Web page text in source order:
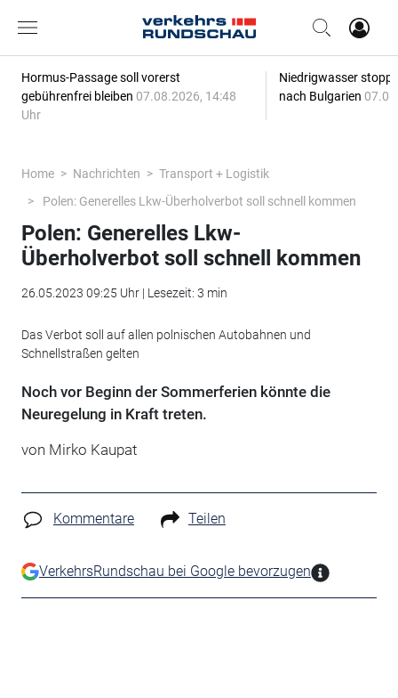
Hormus-Passage soll vorerst
gebührenfrei bleiben 07.08.2026, 14:48
Uhr
Niedrigwasser
nach Bulgarien
Home Nachrichten
Transport + Logistik
Polen: Generelles Lkw-Überholverbot soll schnell kommen
Polen: Generelles Lkw-
Überholverbot soll schnell kommen
26.05.2023 09:25 Uhr | Lesezeit: 3 min
Das Verbot soll auf allen polnischen Autobahnen und
Schnellstraßen gelten
Noch vor Beginn der Sommerferien könnte die
Neuregelung in Kraft treten.
von Mirko Kaupat
Kommentare Teilen
VerkehrsRundschau bei Google bevorzugen